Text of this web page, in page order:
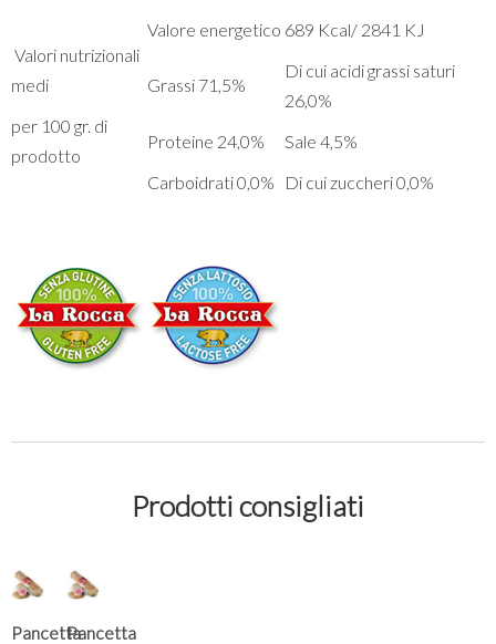
Valori nutrizionali
medi
per 100 gr. di
prodotto
Valore energetico 689 Kcal/ 2841 KJ
Grassi 71,5%
Di cui acidi grassi saturi
26,0%
Proteine 24,0%
Sale 4,5%
Carboidrati 0,0%
Di cui zuccheri 0,0%
Prodotti consigliati
PancettaPancetta